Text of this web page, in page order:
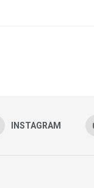
INSTAGRAM